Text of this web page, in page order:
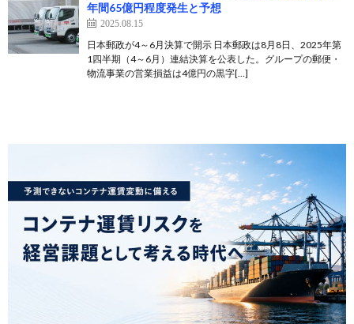
年間65億円程度発生と予想
2025.08.15
日本郵政が4～6月決算で開示 日本郵政は8月8日、2025年第
1四半期（4～6月）連結決算を公表した。グループの郵便・
物流事業の営業損益は4億円の黒字[…]